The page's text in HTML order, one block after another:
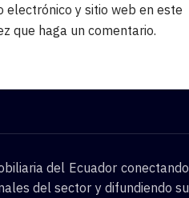
electrónico y sitio web en este
que haga un comentario.
del Ecuador conectando
del sector y difundiendo su